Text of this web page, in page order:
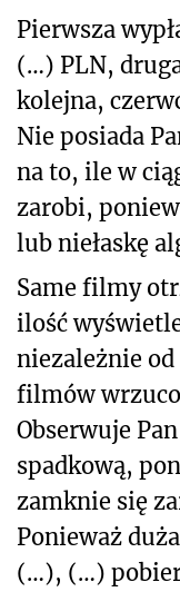
Pierwsza
(…) PLN,
kolejna,
Nie posiada
na to, ile w
zarobi,
lub niełaskę
Same filmy
ilość
niezależnie
filmów
Obserwuje
spadkową,
zamknie się
Ponieważ
(…), (…)